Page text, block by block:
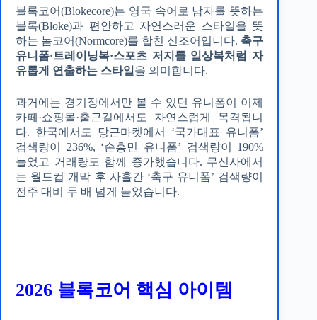
블록코어(Blokecore)는 영국 속어로 남자를 뜻하는
블록(Bloke)과 편안하고 자연스러운 스타일을 뜻
하는 놈코어(Normcore)를 합친 신조어입니다. 축구
유니폼·트레이닝복·스포츠 저지를 일상복처럼 자
유롭게 연출하는 스타일 을 의미합니다.
과거에는 경기장에서만 볼 수 있던 유니폼이 이제
카페·쇼핑몰·출근길에서도 자연스럽게 목격됩니
다. 한국에서도 당근마켓에서 ‘국가대표 유니폼’
검색량이 236%, ‘손흥민 유니폼’ 검색량이 190%
늘었고 거래량도 함께 증가했습니다. 무신사에서
는 월드컵 개막 후 사흘간 ‘축구 유니폼’ 검색량이
전주 대비 두 배 넘게 늘었습니다.
2026 블록코어 핵심 아이템